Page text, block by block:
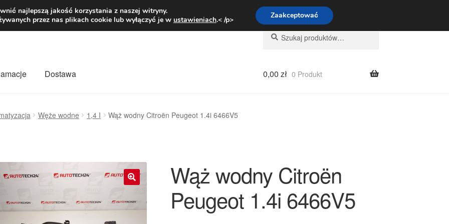
zł Pn.-pt. 9:00-16:00800 003 167
Szukaj:
Szukaj
Dostawa 0,00 zł 0 Produkt
Węże wodne 1,4 I Wąż wodny Citroën Peugeot 1.4i 6466V5
Wąż wodny Citroën
Peugeot 1.4i 6466V5
najlepszą jakość korzystania z naszej witryny.
przez nas plikach cookie lub wyłączyć je w ustawieniach.< /p> Zaakceptować